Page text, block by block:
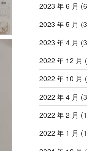
2023 年 6 月
2023 年 5 月
2023 年 4 月
2022 年 12 月
2022 年 10 月
2022 年 4 月
2022 年 2 月
2022 年 1 月